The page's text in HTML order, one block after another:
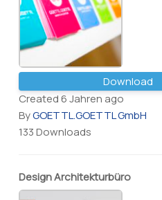
Download
Created 6 Jahren ago
ByGOETTL.GOETTL GmbH
133 Downloads
Design Architekturbüro